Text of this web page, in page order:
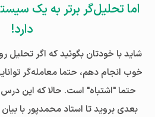
اما تحلیل‌گر برتر به یک
دارد!
شاید با خودتان بگوئید که اگر تحلیل
خوب انجام دهم، حتما معامله‌گر
حتما "اشتباه" است. حالا که این
بعدی بروید تا استاد محمدپور با